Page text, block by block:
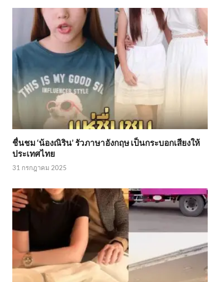
ชื่นชม ‘น้องณิริน’ รัวภาษาอังกฤษ เป็นกระบอกเสียงให้
ประเทศไทย
31 กรกฎาคม 2025